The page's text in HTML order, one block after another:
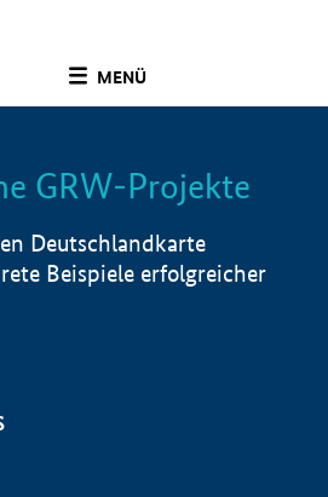
MENÜ
Info
GRW-Projekte
Deutschlandkarte
Beispiele erfolgreicher